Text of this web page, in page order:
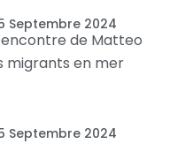
Septembre 2024
Septembre 2024